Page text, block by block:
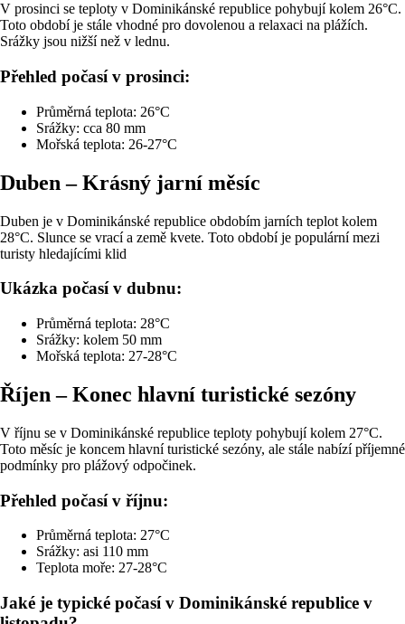
V prosinci se teploty v Dominikánské republice pohybují kolem 26°C.
Toto období je stále vhodné pro dovolenou a relaxaci na plážích.
Srážky jsou nižší než v lednu.
Přehled počasí v prosinci:
Průměrná teplota: 26°C
Srážky: cca 80 mm
Mořská teplota: 26-27°C
Duben – Krásný jarní měsíc
Duben je v Dominikánské republice obdobím jarních teplot kolem
28°C. Slunce se vrací a země kvete. Toto období je populární mezi
turisty hledajícími klid
Ukázka počasí v dubnu:
Průměrná teplota: 28°C
Srážky: kolem 50 mm
Mořská teplota: 27-28°C
Říjen – Konec hlavní turistické sezóny
V říjnu se v Dominikánské republice teploty pohybují kolem 27°C.
Toto měsíc je koncem hlavní turistické sezóny, ale stále nabízí příjemné
podmínky pro plážový odpočinek.
Přehled počasí v říjnu:
Průměrná teplota: 27°C
Srážky: asi 110 mm
Teplota moře: 27-28°C
Jaké je typické počasí v Dominikánské republice v